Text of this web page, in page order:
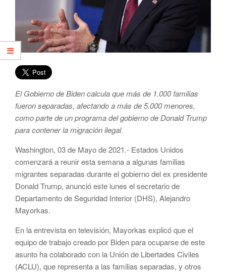
El Gobierno de Biden calcula que más de 1.000 familias
fueron separadas, afectando a más de 5.000 menores,
como parte de un programa del gobierno de Donald Trump
para contener la migración ilegal.
Washington, 03 de Mayo de 2021.- Estados Unidos
comenzará a reunir esta semana a algunas familias
migrantes separadas durante el gobierno del ex presidente
Donald Trump, anunció este lunes el secretario de
Departamento de Seguridad Interior (DHS), Alejandro
Mayorkas.
En la entrevista en televisión, Mayorkas explicó que el
equipo de trabajo creado por Biden para ocuparse de este
asunto ha colaborado con la Unión de Libertades Civiles
(ACLU), que representa a las familias separadas, y otros